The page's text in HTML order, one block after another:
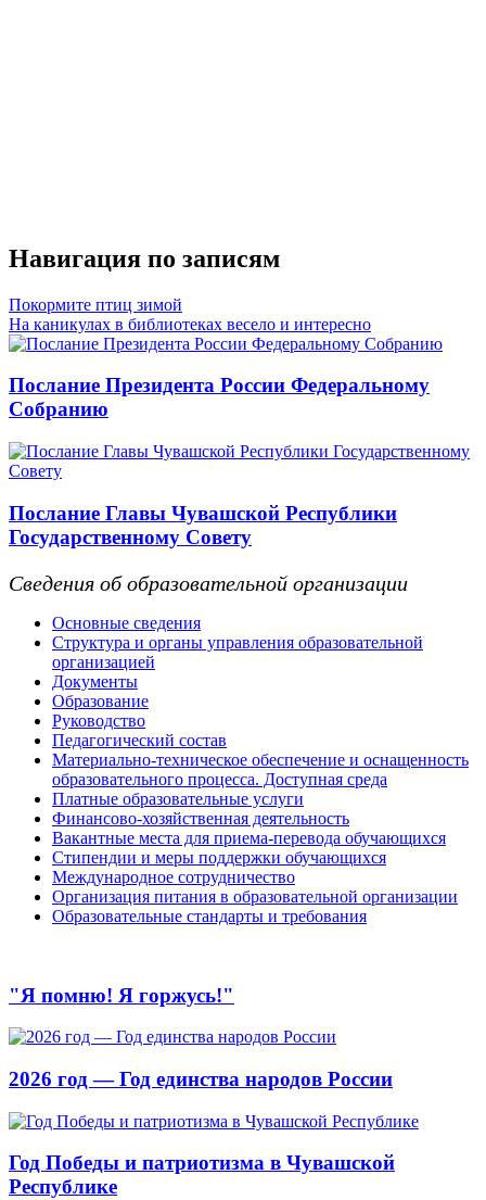
Навигация по записям
Покормите птиц зимой
На каникулах в библиотеках весело и интересно
Послание Президента России Федеральному
Собранию
Послание Главы Чувашской Республики
Государственному Совету
Сведения об образовательной организации
Основные сведения
Структура и органы управления образовательной
организацией
Документы
Образование
Руководство
Педагогический состав
Материально-техническое обеспечение и оснащенность
образовательного процесса. Доступная среда
Платные образовательные услуги
Финансово-хозяйственная деятельность
Вакантные места для приема-перевода обучающихся
Стипендии и меры поддержки обучающихся
Международное сотрудничество
Организация питания в образовательной организации
Образовательные стандарты и требования
"Я помню! Я горжусь!"
2026 год — Год единства народов России
Год Победы и патриотизма в Чувашской
Республике